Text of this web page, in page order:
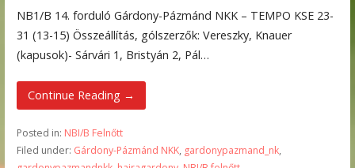
NB1/B 14. forduló Gárdony-Pázmánd NKK – TEMPO KSE 23-
31 (13-15) Összeállítás, gólszerzők: Vereszky, Knauer
(kapusok)- Sárvári 1, Bristyán 2, Pál…
Continue Reading →
Posted in: NBI/B Felnőtt
Filed under: Gárdony-Pázmánd NKK, gardonypazmand_nk,